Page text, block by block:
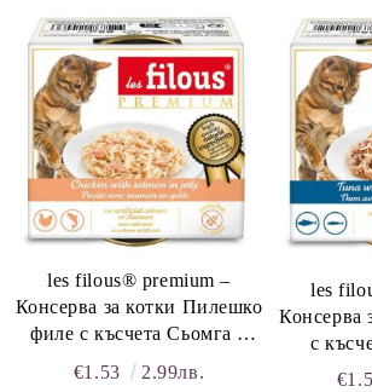
храна. Предлага
les filous® premium –
Консерва за котки Пилешко
филе с късчета Сьомга в
желе
€1.53 2.99лв.
les
Консерва
с